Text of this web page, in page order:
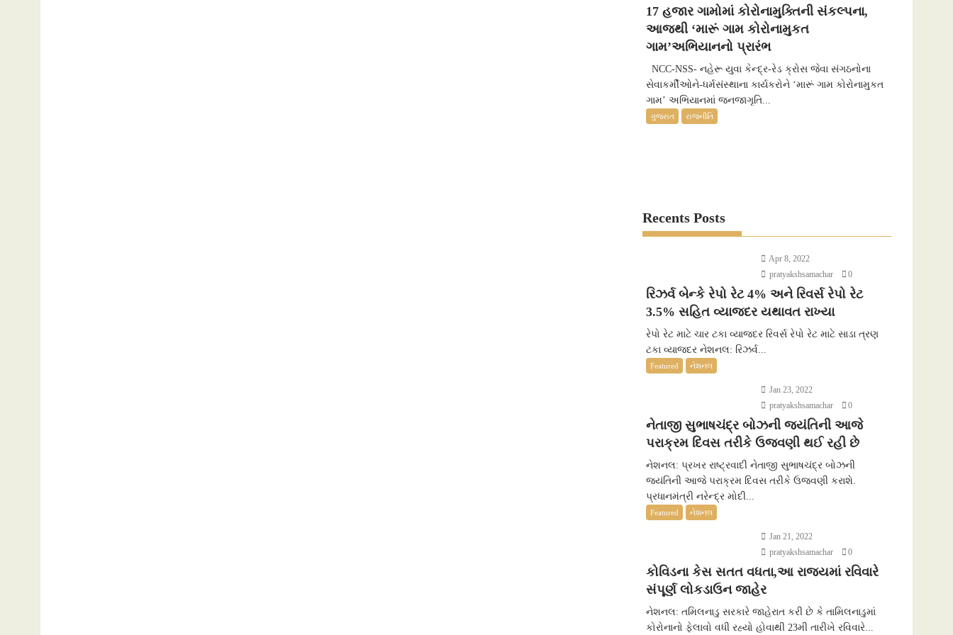
17 હજાર ગામોમાં કોરોનામુક્તિની સંકલ્પના,
આજથી ‘મારૂં ગામ કોરોનામુકત
ગામ’અભિયાનનો પ્રારંભ
NCC-NSS- નહેરૂ યુવા કેન્દ્ર-રેડ ક્રોસ જેવા સંગઠનોના
સેવાકર્મીઓને-ધર્મસંસ્થાના કાર્યકરોને ‘મારૂં ગામ કોરોનામુકત
ગામ’ અભિયાનમાં જનજાગૃતિ...
ગુજરાત રાજનીતિ
Recents Posts
Apr 8, 2022
pratyakshsamachar
0
રિઝર્વ બેન્કે રેપો રેટ 4% અને રિવર્સ રેપો રેટ
3.5% સહિત વ્યાજદર યથાવત રાખ્યા
રેપો રેટ માટે ચાર ટકા વ્યાજદર રિવર્સ રેપો રેટ માટે સાડા ત્રણ
ટકા વ્યાજદર નેશનલ: રિઝર્વ...
Featured નેશનલ
Jan 23, 2022
pratyakshsamachar
0
નેતાજી સુભાષચંદ્ર બોઝની જયંતિની આજે
પરાક્રમ દિવસ તરીકે ઉજવણી થઈ રહી છે
નેશનલ: પ્રખર રાષ્ટ્રવાદી નેતાજી સુભાષચંદ્ર બોઝની
જયંતિની આજે પરાક્રમ દિવસ તરીકે ઉજવણી કરાશે.
પ્રધાનમંત્રી નરેન્દ્ર મોદી...
Featured નેશનલ
Jan 21, 2022
pratyakshsamachar
0
કોવિડના કેસ સતત વધતા,આ રાજ્યમાં રવિવારે
સંપૂર્ણ લોકડાઉન જાહેર
નેશનલ: તમિલનાડુ સરકારે જાહેરાત કરી છે કે તામિલનાડુમાં
કોરોનાનો ફેલાવો વધી રહ્યો હોવાથી 23મી તારીખે રવિવારે...